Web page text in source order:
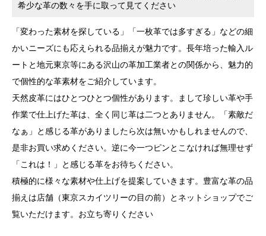
希少な革の数々を手に取って見てください
「変わった素材を探している」「一枚革では多すぎる」などの細
かいニーズにも応えられる品揃えが魅力です。長年培った輸入ル
ートと地元東京等にある沢山の革加工業者との関係から、魅力的
で個性的な革素材をご紹介しています。
天然皮革にはひとつひとつ個性があります。まして珍しい革や手
作業で仕上げた革は、全く同じ革は二つとありません。「素敵だ
なぁ」と感じる革がありましたら次は無いかもしれませんので、
是非お買い求めください。逆に今一つピンとこなければ無理せず
「これは！」と感じる革をお待ちください。
積極的に様々な素材や仕上げを提案していきます。豊富な革の品
揃えは店舗（東京スカイツリーの目の前）とネットショップでご
覧いただけます。お立ち寄りください